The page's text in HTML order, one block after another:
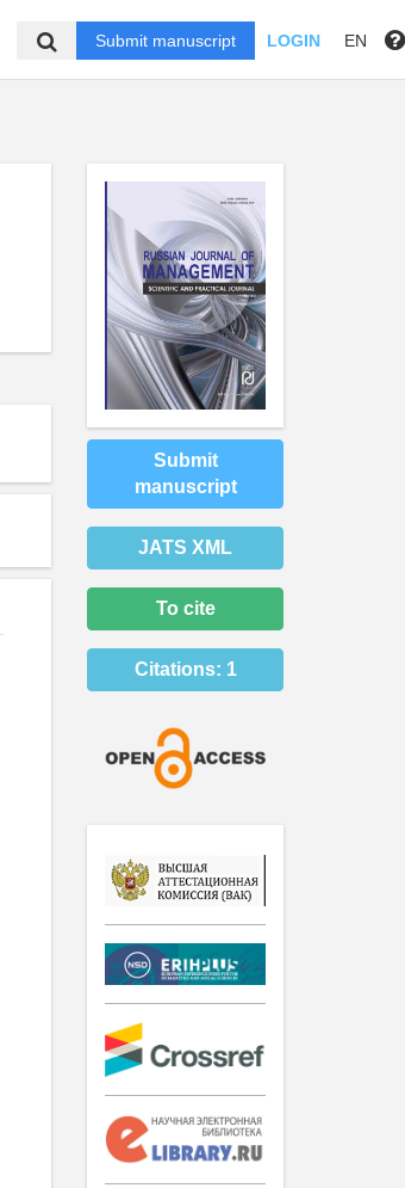
Submit manuscript LOGIN EN
Submit
manuscript
JATS XML
To cite
Citations: 1